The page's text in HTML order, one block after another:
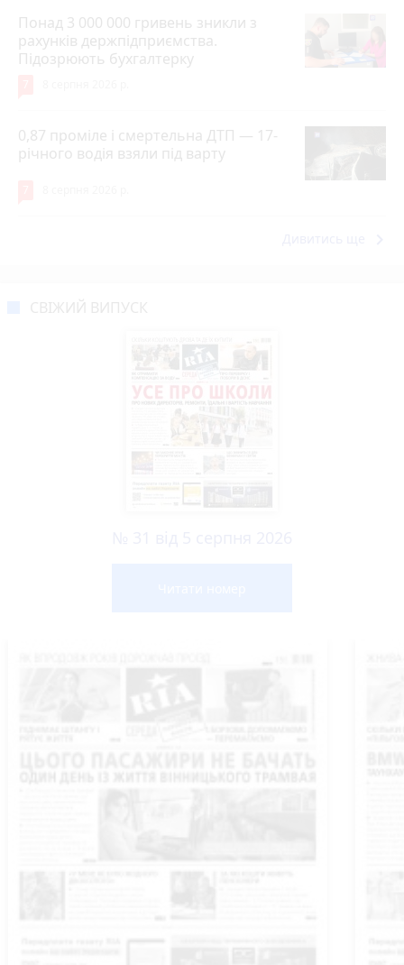
Понад 3 000 000 гривень зникли з
рахунків держпідприємства.
Підозрюють бухгалтерку
0,87 проміле і смертельна ДТП — 17-
річного водія взяли під варту